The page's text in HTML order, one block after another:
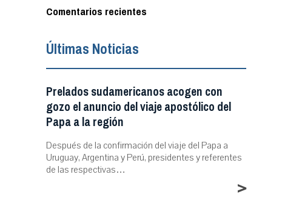
Comentarios recientes
Últimas Noticias
Prelados sudamericanos acogen con
gozo el anuncio del viaje apostólico del
Papa a la región
Después de la confirmación del viaje del Papa a
Uruguay, Argentina y Perú, presidentes y referentes
de las respectivas…
>